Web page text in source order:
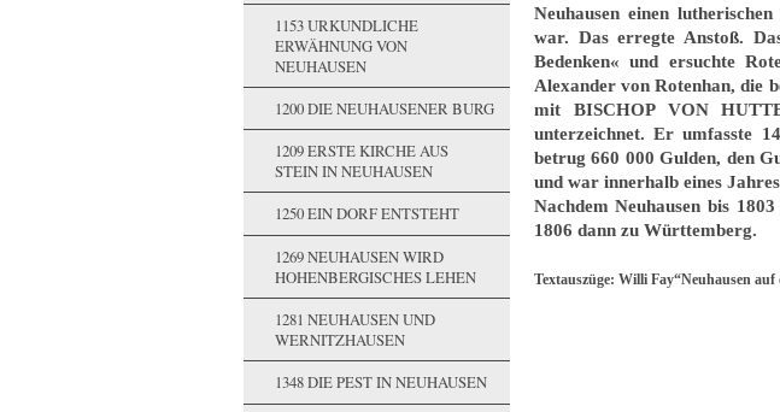
1153 URKUNDLICHE
ERWÄHNUNG VON
NEUHAUSEN
1200 DIE NEUHAUSENER BURG
1209 ERSTE KIRCHE AUS
STEIN IN NEUHAUSEN
1250 EIN DORF ENTSTEHT
1269 NEUHAUSEN WIRD
HOHENBERGISCHES LEHEN
1281 NEUHAUSEN UND
WERNITZHAUSEN
1348 DIE PEST IN NEUHAUSEN
Neuhausen einen
war. Das erregte Anstoß.
Bedenken« und ersuchte
Alexander von Rotenhan, die
mit BISCHOP VON
unterzeichnet. Er umfasste
betrug 660 000 Gulden, den
und war innerhalb eines
Nachdem Neuhausen bis
1806 dann zu Württemberg.
Textauszüge: Willi Fay“Neuhausen